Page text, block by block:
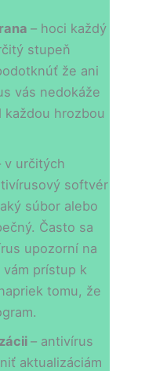
– hoci každý
stupeň
že ani
vás nedokáže
každou hrozbou
v určitých
softvér
súbor alebo
Často sa
upozorní na
prístup k
tomu, že
– antivírus
aktualizáciám